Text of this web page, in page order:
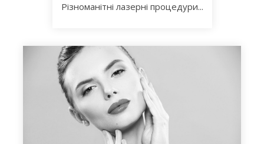
Різноманітні лазерні процедури...